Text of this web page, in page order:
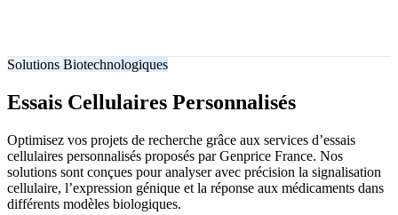
Solutions Biotechnologiques
Essais Cellulaires Personnalisés
Optimisez vos projets de recherche grâce aux services d’essais
cellulaires personnalisés proposés par Genprice France. Nos
solutions sont conçues pour analyser avec précision la signalisation
cellulaire, l’expression génique et la réponse aux médicaments dans
différents modèles biologiques.